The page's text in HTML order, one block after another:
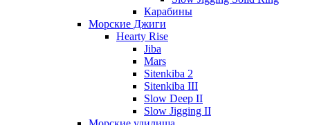
Карабины
Морские Джиги
Hearty Rise
Jiba
Mars
Sitenkiba 2
Sitenkiba III
Slow Deep II
Slow Jigging II